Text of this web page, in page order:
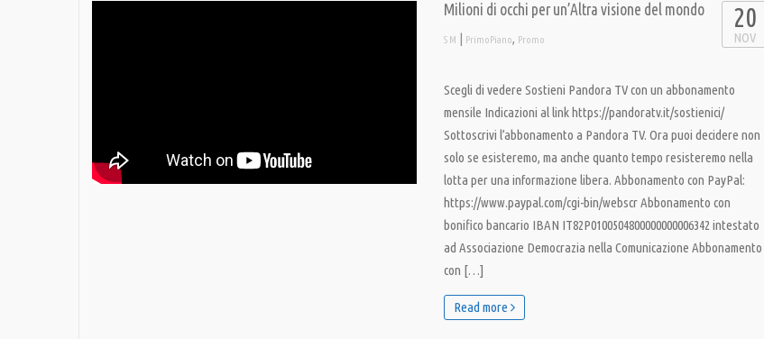
Milioni di occhi per un’Altra visione del mondo
S M | PrimoPiano, Promo
20
NOV
Scegli di vedere Sostieni Pandora TV con un abbonamento
mensile Indicazioni al link https://pandoratv.it/sostienici/
Sottoscrivi l’abbonamento a Pandora TV. Ora puoi decidere non
solo se esisteremo, ma anche quanto tempo resisteremo nella
lotta per una informazione libera. Abbonamento con PayPal:
https://www.paypal.com/cgi-bin/webscr Abbonamento con
bonifico bancario IBAN IT82P0100504800000000006342 intestato
ad Associazione Democrazia nella Comunicazione Abbonamento
con […]
Read more